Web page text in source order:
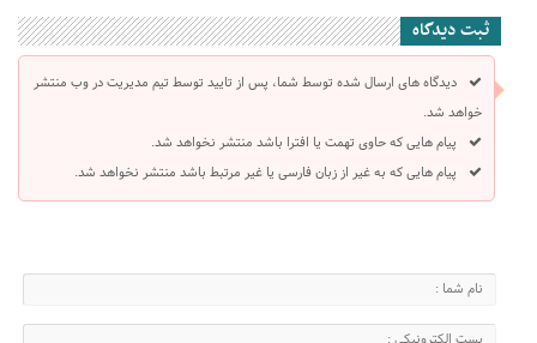
ثبت دیدگاه
دیدگاه های ارسال شده توسط شما، پس از تایید توسط تیم مدیریت در وب منتشر
خواهد شد.
پیام هایی که حاوی تهمت یا افترا باشد منتشر نخواهد شد.
پیام هایی که به غیر از زبان فارسی یا غیر مرتبط باشد منتشر نخواهد شد.